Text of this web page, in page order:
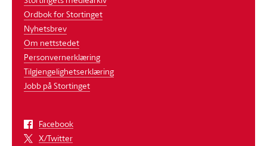
Ordbok for Stortinget
Nyhetsbrev
Om nettstedet
Personvernerklæring
Tilgjengelighetserklæring
Jobb på Stortinget
Facebook
X/Twitter